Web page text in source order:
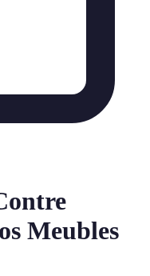
Meubles